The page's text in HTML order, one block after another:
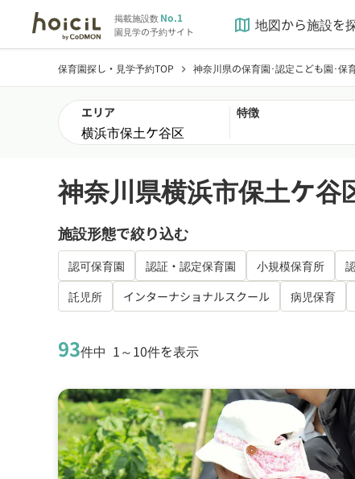
掲載施設数No.1
園見学の予約サイト map 地図から施設を
保育園探し・見学予約TOP chevron_right 神奈川県の保育園･認定こども園･保
エリア 特徴
神奈川県横浜市保土ケ谷
施設形態で絞り込む
認可保育園 認証・認定保育園 小規模保育所
託児所
インターナショナルスクール 病児保育
93件中 1～10件を表示